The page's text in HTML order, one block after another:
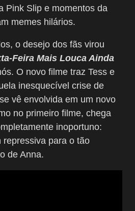
Pink Slip e momentos da
memes hilários.
o desejo dos fãs virou
Feira Mais Louca Ainda
O novo filme traz Tess e
inesquecível crise de
vê envolvida em um novo
no primeiro filme, chega
inoportuno:
para o tão
de Anna.